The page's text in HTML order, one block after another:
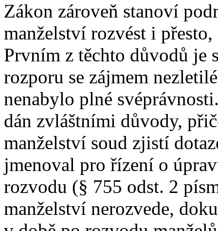
Zákon zároveň stanoví
manželství rozvést i
Prvním z těchto důvodů je
rozporu se zájmem
nenabylo plné
dán zvláštními důvody,
manželství soud zjistí
jmenoval pro řízení o
rozvodu (§ 755 odst. 2
manželství nerozvede,